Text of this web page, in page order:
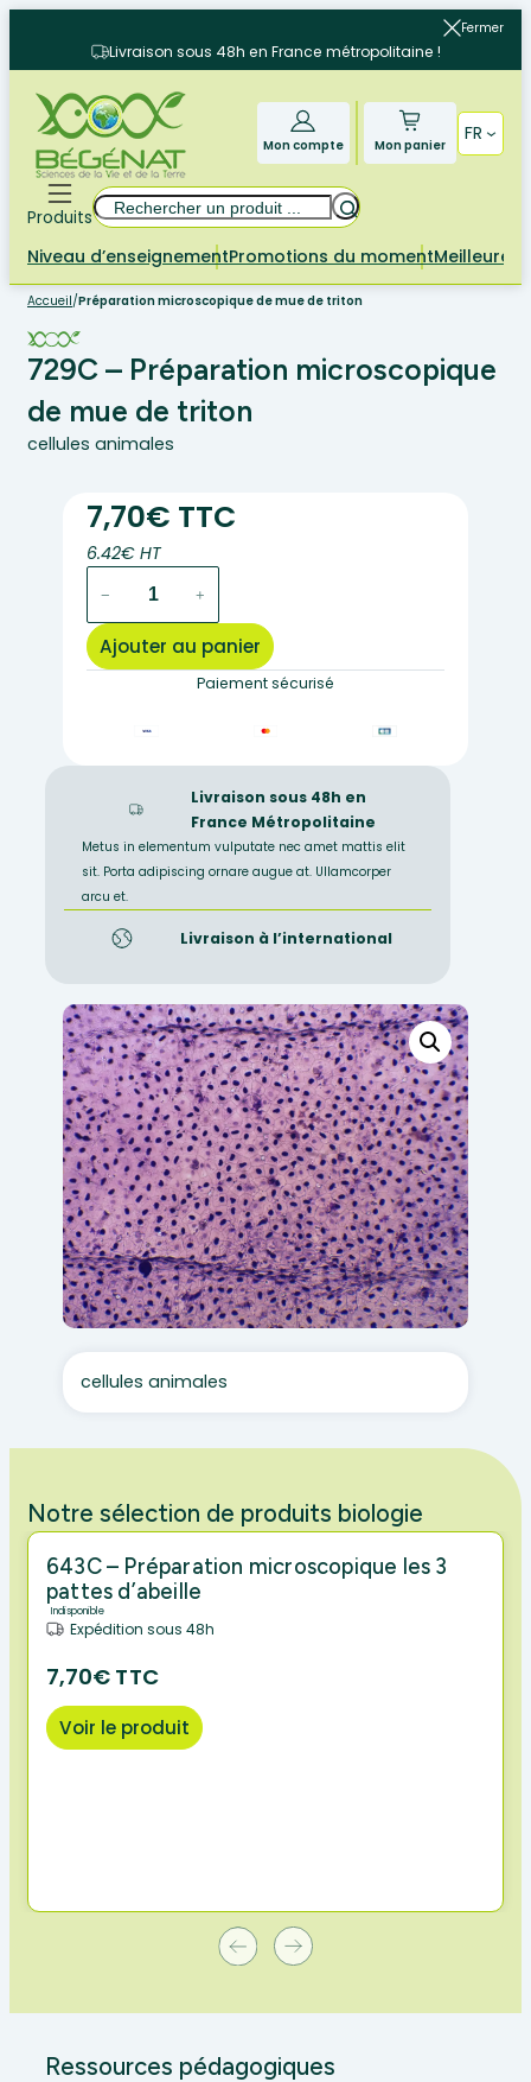
contenu
Fermer
Livraison sous 48h en France métropolitaine !
Mon compte Mon panier
FR
Produits
Rechercher
Niveau d’enseignementPromotions du momentMeilleures
Accueil/Préparation microscopique de mue de triton
729C – Préparation microscopique
de mue de triton
cellules animales
7,70€ TTC
6.42€ HT
729C
–
triton
− +
Ajouter au panier
Paiement sécurisé
Livraison sous 48h en
France Métropolitaine
Metus in elementum vulputate nec amet mattis elit
sit. Porta adipiscing ornare augue at. Ullamcorper
arcu et.
Livraison à l’international
cellules animales
Notre sélection de produits biologie
643C – Préparation microscopique les 3
pattes d’abeille
Indisponible
Expédition sous 48h
7,70€ TTC
Voir le produit
Ressources pédagogiques